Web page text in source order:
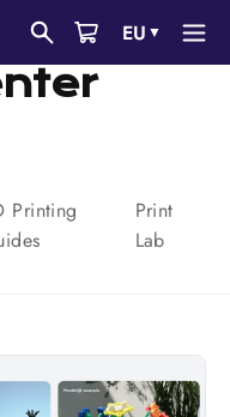
EU ▼
Printing
Print
Lab